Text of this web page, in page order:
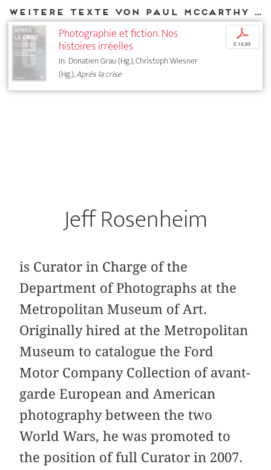
Weitere Texte von Paul McCarthy bei DIAPHANES
Photographie et fiction. Nos
histoires irréelles
In: Donatien Grau (Hg.), Christoph Wiesner
(Hg.),Après la crise
p
€ 14,95
Jeff Rosenheim
is Curator in Charge of the
Department of Photographs at the
Metropolitan Museum of Art.
Originally hired at the Metropolitan
Museum to catalogue the Ford
Motor Company Collection of avant-
garde European and American
photography between the two
World Wars, he was promoted to
the position of full Curator in 2007.